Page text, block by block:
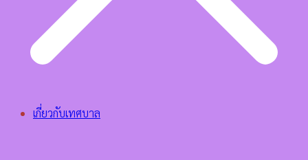
เกี่ยวกับเทศบาล